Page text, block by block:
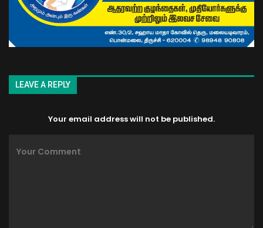
LEAVE A REPLY
Your email address will not be published.